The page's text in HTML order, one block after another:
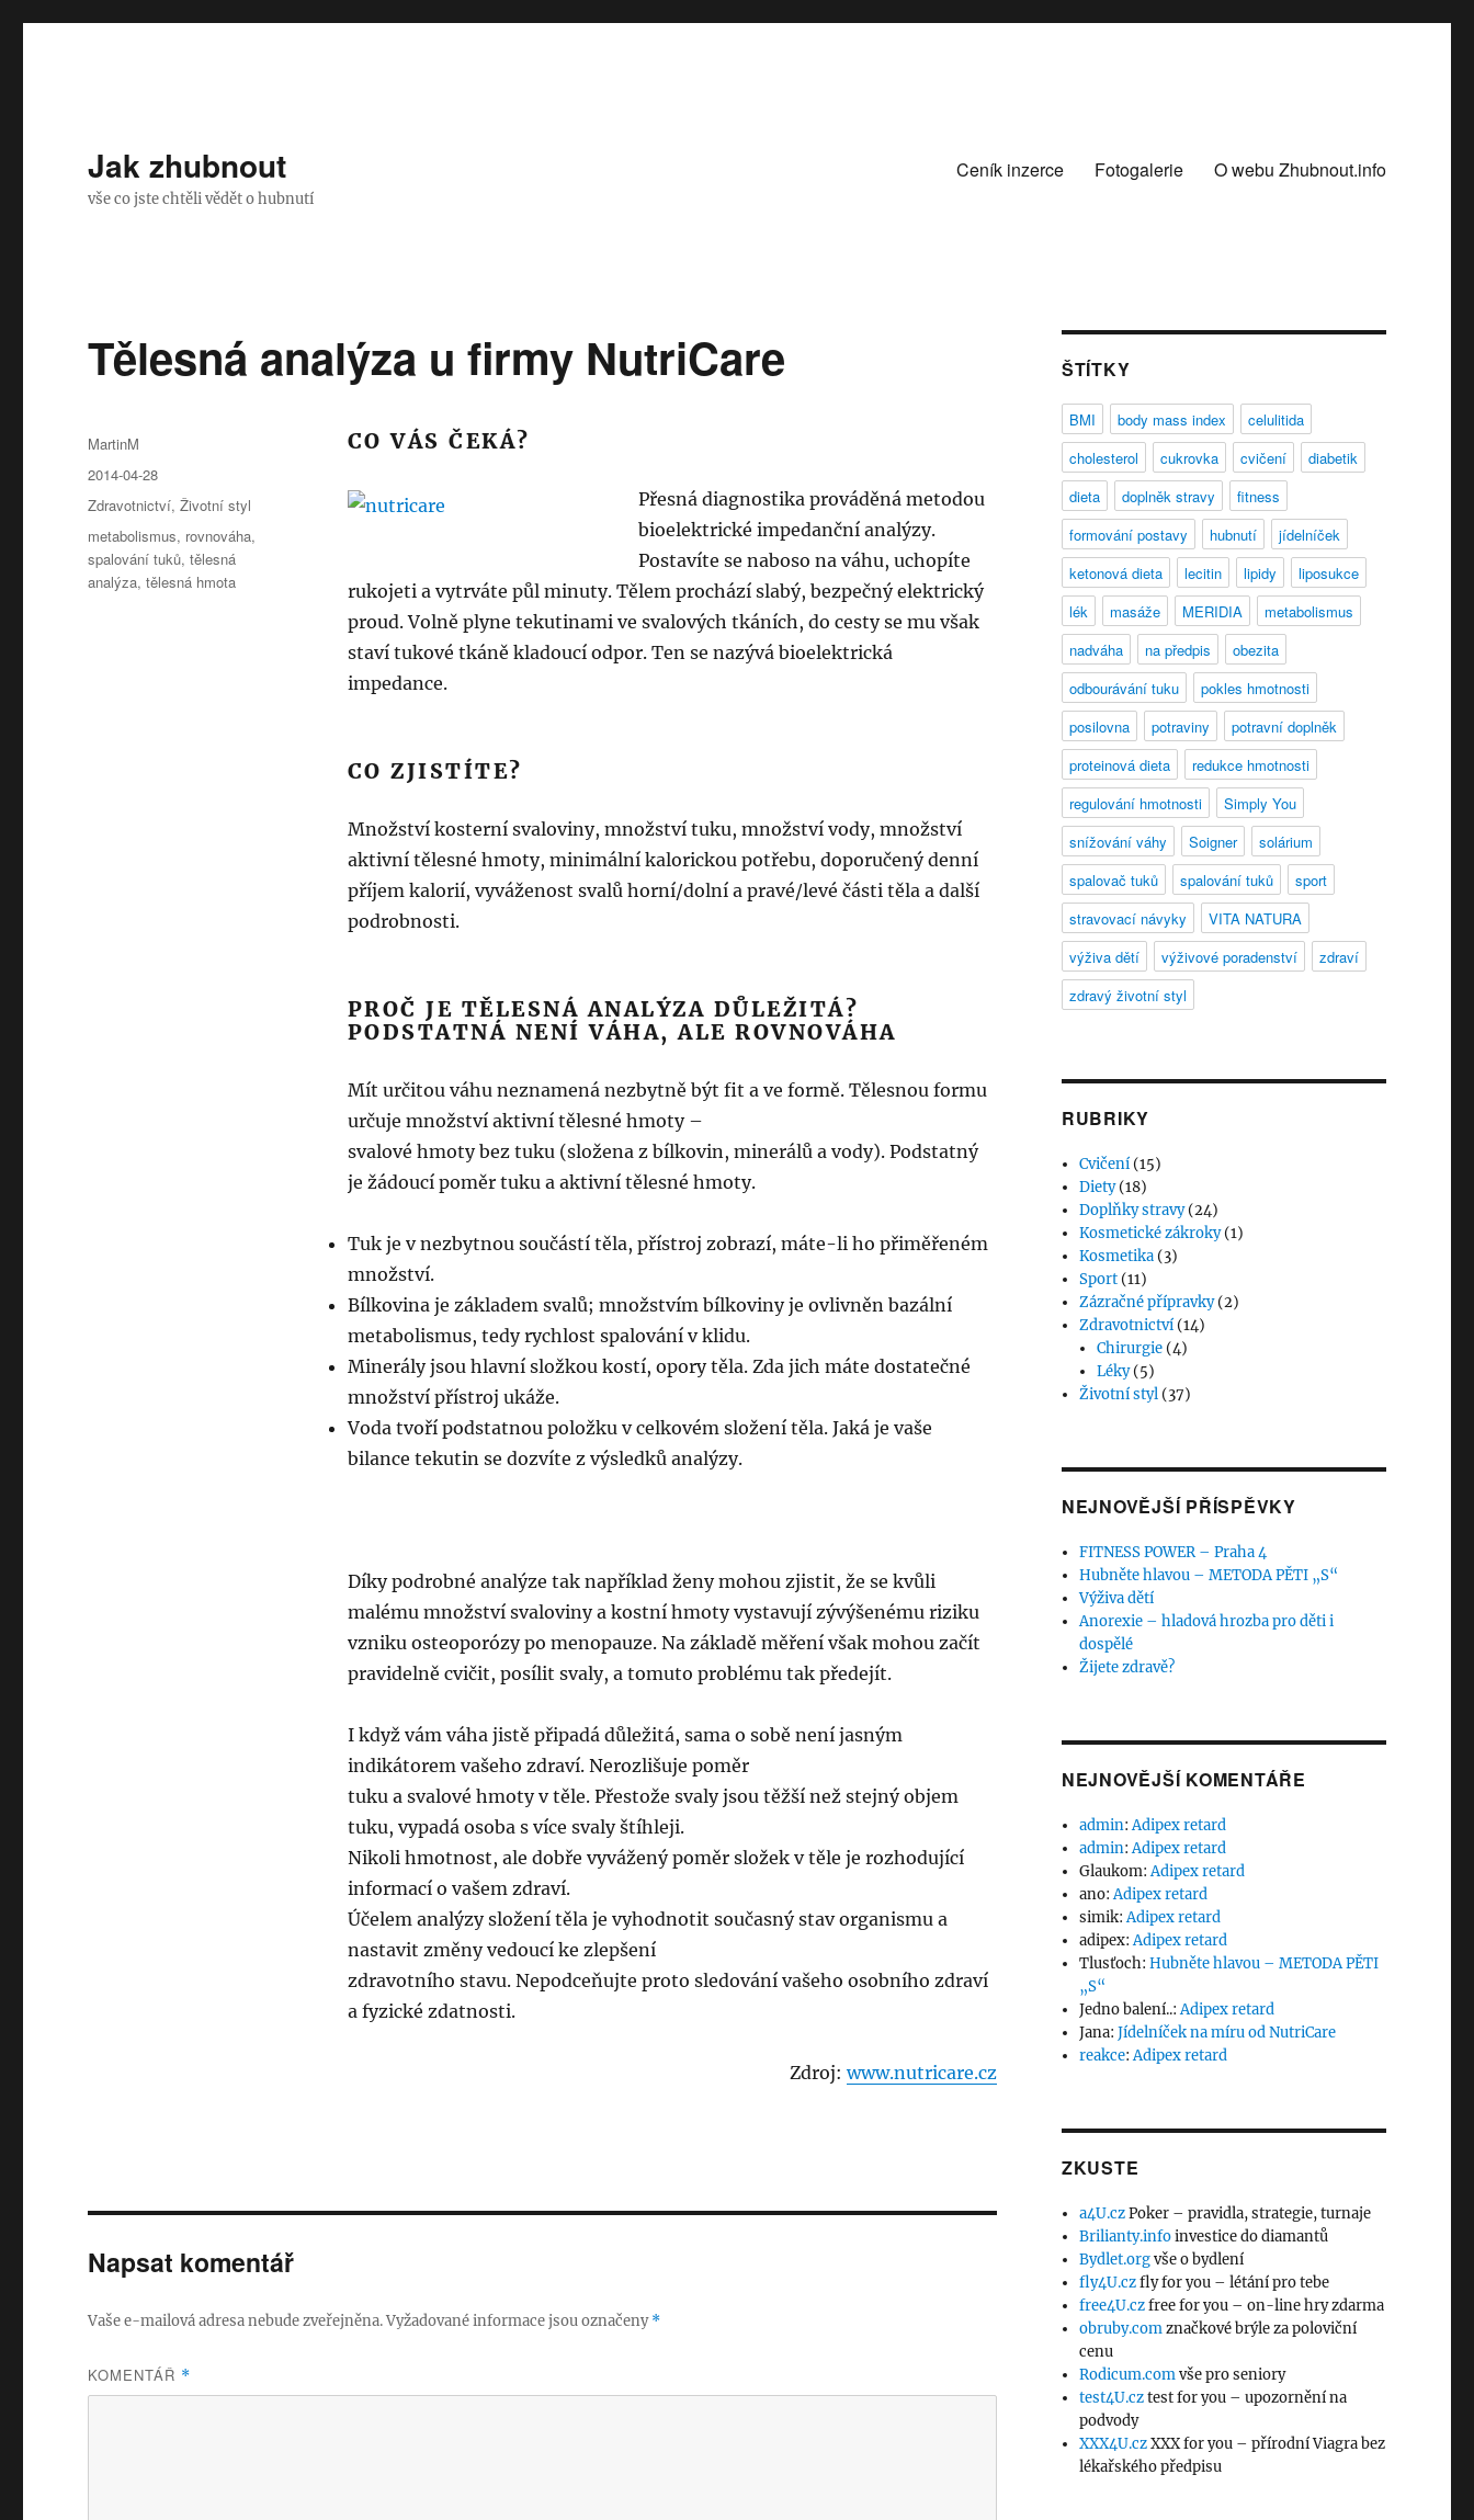
Jak zhubnout
vše co jste chtěli vědět o hubnutí
Ceník inzerce Fotogalerie O webu Zhubnout.info
Tělesná analýza u firmy NutriCare
CO VÁS ČEKÁ?
Přesná diagnostika prováděná metodou
bioelektrické impedanční analýzy.
Postavíte se naboso na váhu, uchopíte
rukojeti a vytrváte půl minuty. Tělem prochází slabý, bezpečný elektrický
proud. Volně plyne tekutinami ve svalových tkáních, do cesty se mu však
staví tukové tkáně kladoucí odpor. Ten se nazývá bioelektrická
impedance.
CO ZJISTÍTE?
Množství kosterní svaloviny, množství tuku, množství vody, množství
aktivní tělesné hmoty, minimální kalorickou potřebu, doporučený denní
příjem kalorií, vyváženost svalů horní/dolní a pravé/levé části těla a další
podrobnosti.
PROČ JE TĚLESNÁ ANALÝZA DŮLEŽITÁ?
PODSTATNÁ NENÍ VÁHA, ALE ROVNOVÁHA
Mít určitou váhu neznamená nezbytně být fit a ve formě. Tělesnou formu
určuje množství aktivní tělesné hmoty –
svalové hmoty bez tuku (složena z bílkovin, minerálů a vody). Podstatný
je žádoucí poměr tuku a aktivní tělesné hmoty.
Tuk je v nezbytnou součástí těla, přístroj zobrazí, máte-li ho přiměřeném
množství.
Bílkovina je základem svalů; množstvím bílkoviny je ovlivněn bazální
metabolismus, tedy rychlost spalování v klidu.
Minerály jsou hlavní složkou kostí, opory těla. Zda jich máte dostatečné
množství přístroj ukáže.
Voda tvoří podstatnou položku v celkovém složení těla. Jaká je vaše
bilance tekutin se dozvíte z výsledků analýzy.
Díky podrobné analýze tak například ženy mohou zjistit, že se kvůli
malému množství svaloviny a kostní hmoty vystavují zývýšenému riziku
vzniku osteoporózy po menopauze. Na základě měření však mohou začít
pravidelně cvičit, posílit svaly, a tomuto problému tak předejít.
I když vám váha jistě připadá důležitá, sama o sobě není jasným
indikátorem vašeho zdraví. Nerozlišuje poměr
tuku a svalové hmoty v těle. Přestože svaly jsou těžší než stejný objem
tuku, vypadá osoba s více svaly štíhleji.
Nikoli hmotnost, ale dobře vyvážený poměr složek v těle je rozhodující
informací o vašem zdraví.
Účelem analýzy složení těla je vyhodnotit současný stav organismu a
nastavit změny vedoucí ke zlepšení
zdravotního stavu. Nepodceňujte proto sledování vašeho osobního zdraví
a fyzické zdatnosti.
Zdroj:www.nutricare.cz
Autor:
MartinM
Publikováno:
2014-04-28
Rubriky:
Zdravotnictví,Životní styl
Štítky:
metabolismus, rovnováha,
spalování tuků,tělesná
analýza,tělesná hmota
Napsat komentář
Vaše e-mailová adresa nebude zveřejněna.Vyžadované informace jsou označeny*
KOMENTÁŘ *
ŠTÍTKY
BMI body mass index
celulitida
cholesterol
cukrovka cvičení
diabetik
dieta
doplněk stravy
fitness
formování postavy
hubnutí
jídelníček
ketonová dieta
lecitin lipidy
liposukce
lék
masáže MERIDIA
metabolismus
nadváha
na předpis
obezita
odbourávání tuku
pokles hmotnosti
posilovna
potraviny
potravní doplněk
proteinová dieta
redukce hmotnosti
regulování hmotnosti
Simply You
snížování váhy
Soigner
solárium
spalovač tuků
spalování tuků
sport
stravovací návyky
VITA NATURA
výživa dětí
výživové poradenství
zdraví
zdravý životní styl
RUBRIKY
Cvičení (15)
Diety(18)
Doplňky stravy(24)
Kosmetické zákroky(1)
Kosmetika (3)
Sport (11)
Zázračné přípravky(2)
Zdravotnictví (14)
Chirurgie (4)
Léky(5)
Životní styl (37)
NEJNOVĚJŠÍ PŘÍSPĚVKY
FITNESS POWER – Praha 4
Hubněte hlavou – METODA PĚTI „S“
Výživa dětí
Anorexie – hladová hrozba pro děti i
dospělé
Žijete zdravě?
NEJNOVĚJŠÍ KOMENTÁŘE
admin:Adipex retard
admin:Adipex retard
Glaukom:Adipex retard
ano:Adipex retard
simik:Adipex retard
adipex:Adipex retard
Tlusťoch:Hubněte hlavou – METODA PĚTI
„S“
Jedno balení..:Adipex retard
Jana:Jídelníček na míru od NutriCare
reakce:Adipex retard
ZKUSTE
a4U.czPoker – pravidla, strategie, turnaje
Brilianty.infoinvestice do diamantů
Bydlet.orgvše o bydlení
fly4U.czfly for you – létání pro tebe
free4U.czfree for you – on-line hry zdarma
obruby.comznačkové brýle za poloviční
cenu
Rodicum.comvše pro seniory
test4U.cztest for you – upozornění na
podvody
XXX4U.czXXX for you – přírodní Viagra bez
lékařského předpisu